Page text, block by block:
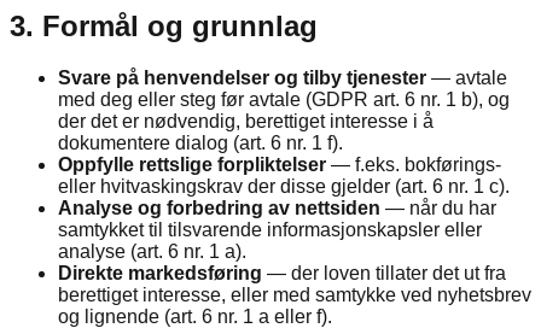
3. Formål og grunnlag
Svare på henvendelser og tilby tjenester — avtale
med deg eller steg før avtale (GDPR art. 6 nr. 1 b), og
der det er nødvendig, berettiget interesse i å
dokumentere dialog (art. 6 nr. 1 f).
Oppfylle rettslige forpliktelser — f.eks. bokførings-
eller hvitvaskingskrav der disse gjelder (art. 6 nr. 1 c).
Analyse og forbedring av nettsiden — når du har
samtykket til tilsvarende informasjonskapsler eller
analyse (art. 6 nr. 1 a).
Direkte markedsføring — der loven tillater det ut fra
berettiget interesse, eller med samtykke ved nyhetsbrev
og lignende (art. 6 nr. 1 a eller f).